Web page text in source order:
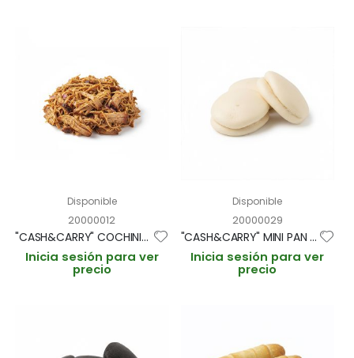
Disponible
20000012
"CASH&CARRY" COCHINITA PIBIL BANDEJA 1kg (CAJA 6 BANDEJAS)
Inicia sesión para ver
precio
Disponible
20000029
"CASH&CARRY" MINI PAN GUA BAO BLANCO 35gr/6cm "ASIAN BITES" BOLSA 20und (CAJA 4 BOLSAS)
Inicia sesión para ver
precio